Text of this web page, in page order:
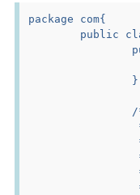
package com{
public
		}
关于我